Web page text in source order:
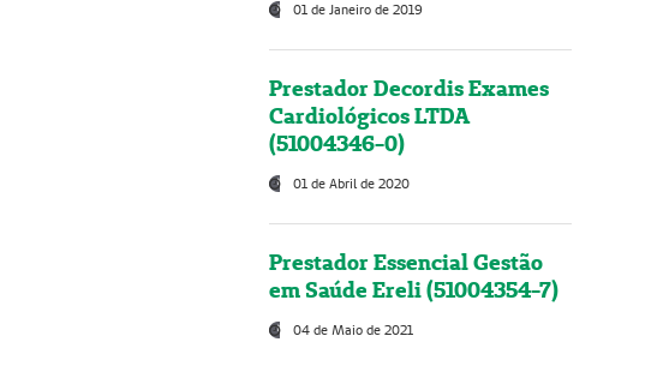
01 de Janeiro de 2019
Prestador Decordis Exames
Cardiológicos LTDA
(51004346-0)
01 de Abril de 2020
Prestador Essencial Gestão
em Saúde Ereli (51004354-7)
04 de Maio de 2021